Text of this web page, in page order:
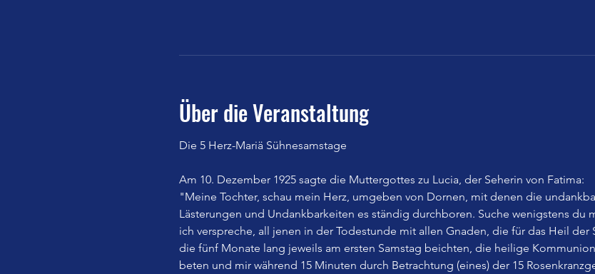
Über die Veranstaltung
Die 5 Herz-Mariä Sühnesamstage
Am 10. Dezember 1925 sagte die Muttergottes zu Lucia, der Seherin von Fatima:
"Meine Tochter, schau mein Herz, umgeben von Dornen, mit denen die
Lästerungen und Undankbarkeiten es ständig durchboren. Suche wenigstens du
ich verspreche, all jenen in der Todestunde mit allen Gnaden, die für das Heil der
die fünf Monate lang jeweils am ersten Samstag beichten, die heilige
beten und mir während 15 Minuten durch Betrachtung (eines) der 15